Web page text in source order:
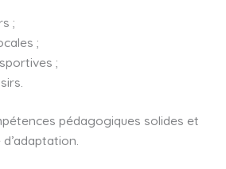
;
;
;
pédagogiques solides et